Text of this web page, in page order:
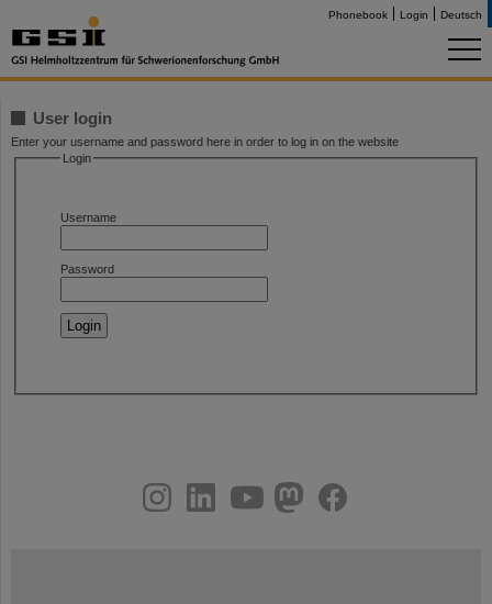
Phonebook Login Deutsch
User login
Enter your username and password here in order to log in on the website
Login
Username
Password
youtubehelmholtz.socialfacebook